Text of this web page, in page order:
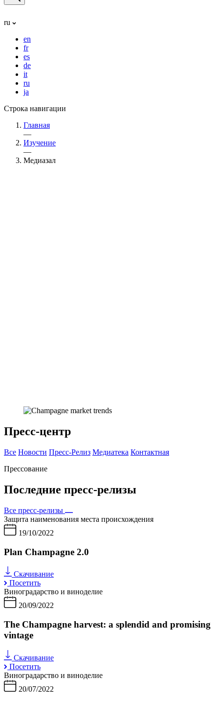
ru
en
fr
es
de
it
ru
ja
Строка навигации
Главная
—
Изучение
—
Медиазал
Пресс-центр
Все Новости Пресс-Релиз Медиатека Контактная
Прессование
Последние пресс-релизы
Все пресс-релизы
Защита наименования места происхождения
19/10/2022
Plan Champagne 2.0
Скачивание
Посетить
Виноградарство и виноделие
20/09/2022
The Champagne harvest: a splendid and promising
vintage
Скачивание
Посетить
Виноградарство и виноделие
20/07/2022